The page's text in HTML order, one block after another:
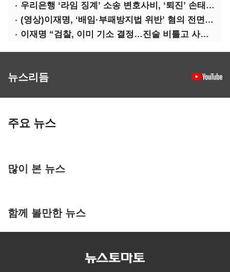
우리은행 ‘라임 징계’ 소송 변호사비, ‘퇴진’ 손태승 회장 개인이 납부하나
(영상)이재명, ‘배임·부패방지법 위반’ 혐의 전면 반박(종합)
이재명 “검찰, 이미 기소 결정…진술 비틀고 사건 조작에 악용”
뉴스리듬
주요 뉴스
많이 본 뉴스
함께 볼만한 뉴스